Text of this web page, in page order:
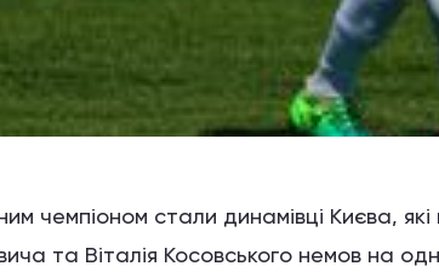
чемпіоном стали динамівці Києва,
та Віталія Косовського немов на